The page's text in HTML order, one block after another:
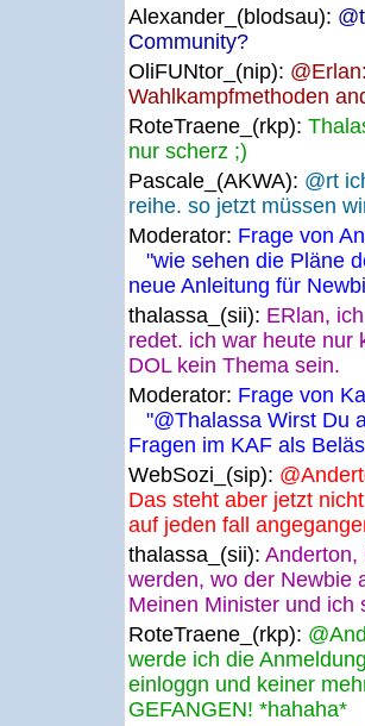
Alexander_(blodsau):
Community?
OliFUNtor_(nip):
Wahlkampfmethoden
RoteTraene_(rkp):
nur scherz ;)
Pascale_(AKWA): @rt
reihe. so jetzt müssen
Moderator: Frage von
"wie sehen die Pläne
neue Anleitung für
thalassa_(sii): ERlan,
redet. ich war heute nur
DOL kein Thema sein.
Moderator: Frage von
"@Thalassa Wirst Du
Fragen im KAF als
WebSozi_(sip):
Das steht aber jetzt
auf jeden fall
thalassa_(sii): Anderton,
werden, wo der Newbie
Meinen Minister und ich
RoteTraene_(rkp):
werde ich die
einloggn und keiner
GEFANGEN! *hahaha*